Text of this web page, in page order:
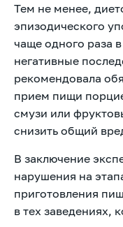
Тем не менее,
эпизодического
чаще одного раза
негативные
рекомендовала
прием пищи
смузи или
снизить общий
В заключение
нарушения на
приготовления
в тех заведениях,